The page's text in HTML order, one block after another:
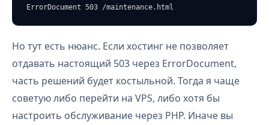
ErrorDocument 503 /maintenance.html
Но тут есть нюанс. Если хостинг не позволяет
отдавать настоящий 503 через ErrorDocument,
часть решений будет костыльной. Тогда я чаще
советую либо перейти на VPS, либо хотя бы
настроить обслуживание через PHP. Иначе вы